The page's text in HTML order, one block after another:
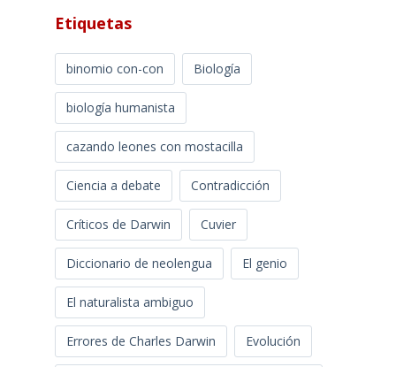
Etiquetas
binomio con-con Biología
biología humanista
cazando leones con mostacilla
Ciencia a debate Contradicción
Críticos de Darwin Cuvier
Diccionario de neolengua El genio
El naturalista ambiguo
Errores de Charles Darwin Evolución